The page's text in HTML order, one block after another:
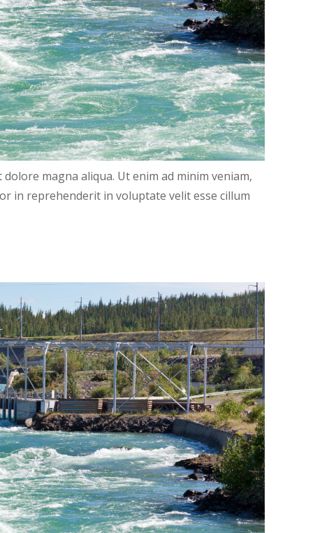
magna aliqua. Ut enim ad minim veniam,
in reprehenderit in voluptate velit esse cillum